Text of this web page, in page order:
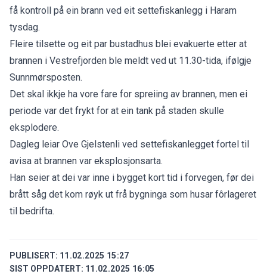
få kontroll på ein brann ved eit settefiskanlegg i Haram
tysdag.
Fleire tilsette og eit par bustadhus blei evakuerte etter at
brannen i Vestrefjorden ble meldt ved ut 11.30-tida, ifølgje
Sunnmørsposten.
Det skal ikkje ha vore fare for spreiing av brannen, men ei
periode var det frykt for at ein tank på staden skulle
eksplodere.
Dagleg leiar Ove Gjelstenli ved settefiskanlegget fortel til
avisa at brannen var eksplosjonsarta.
Han seier at dei var inne i bygget kort tid i forvegen, før dei
brått såg det kom røyk ut frå bygninga som husar fôrlageret
til bedrifta.
PUBLISERT: 11.02.2025 15:27
SIST OPPDATERT: 11.02.2025 16:05